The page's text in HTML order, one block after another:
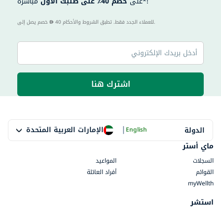
40 للعملاء الجدد فقط. تطبق الشروط والأحكام.
اشترك هنا
الدولة الإمارات العربية المتحدة |English
ماي أستر
السجلات
المواعيد
القوائم
أفراد العائلة
myWellth
استشر